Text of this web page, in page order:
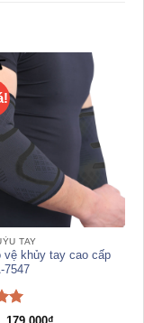
TAY
vệ khủy tay cao cấp
7547
Giá
Giá